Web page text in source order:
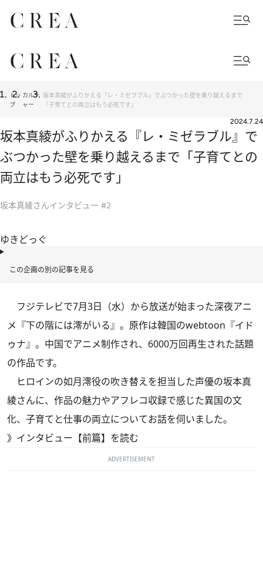
トッ
プ
カルチ
ャー
坂本真綾がふりかえる『レ・ミゼラブル』でぶつかった壁を乗り越えるまで
「子育てとの両立はもう必死です」
2024.7.24
坂本真綾がふりかえる『レ・ミゼラブル』で
ぶつかった壁を乗り越えるまで「子育てとの
両立はもう必死です」
坂本真綾さんインタビュー #2
ゆきどっぐ
この企画の別の記事を見る
フジテレビで7月3日（水）から放送が始まった深夜アニ
メ『下の階には澪がいる』。原作は韓国のwebtoon『イド
ゥナ』。中国でアニメ制作され、6000万回再生された話題
の作品です。
ヒロインの如月澪役の吹き替えを担当した声優の坂本真
綾さんに、作品の魅力やアフレコ収録で感じた異国の文
化、子育てと仕事の両立についてお話を伺いました。
》 インタビュー【前篇】を読む
ADVERTISEMENT